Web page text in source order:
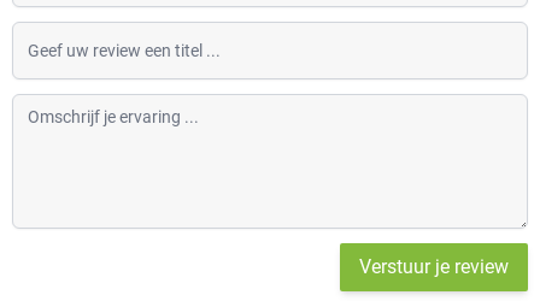
Geef uw review een titel
Omschrijf je ervaring
Verstuur je review